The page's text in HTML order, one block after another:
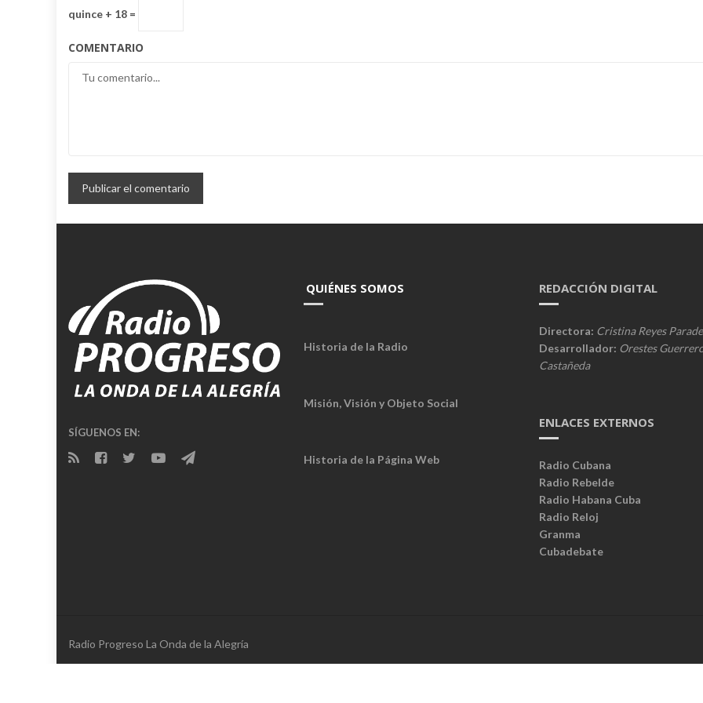
quince + 18 =
COMENTARIO
SÍGUENOS EN:
QUIÉNES SOMOS
Historia de la Radio
Misión, Visión y Objeto Social
Historia de la Página Web
REDACCIÓN DIGITAL
Directora: Cristina Reyes
Desarrollador: Orestes
Castañeda
ENLACES EXTERNOS
Radio Cubana
Radio Rebelde
Radio Habana Cuba
Radio Reloj
Granma
Cubadebate
Radio Progreso La Onda de la Alegría